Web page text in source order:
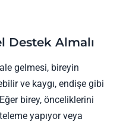
Destek Almalı
gelmesi, bireyin
ve kaygı, endişe gibi
birey, önceliklerini
yapıyor veya